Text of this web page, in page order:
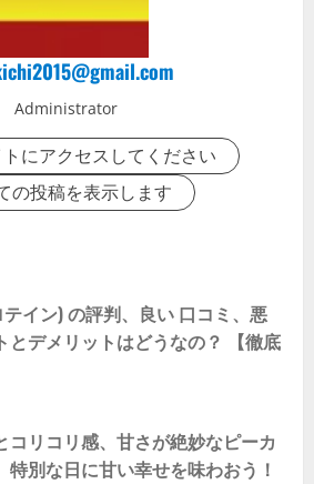
Administrator
にアクセスしてください
の投稿を表示します
イン) の評判、良い 口コミ、悪
とデメリットはどうなの？ 【徹底
コリコリ感、甘さが絶妙なピーカ
特別な日に甘い幸せを味わおう！